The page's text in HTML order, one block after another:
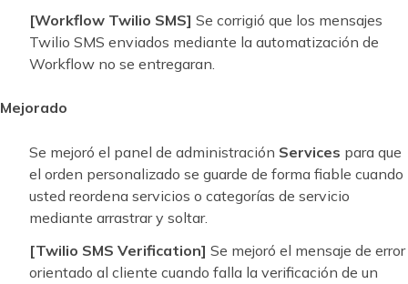
[Workflow Twilio SMS] Se corrigió que los mensajes
Twilio SMS enviados mediante la automatización de
Workflow no se entregaran.
Mejorado
Se mejoró el panel de administración Services para que
el orden personalizado se guarde de forma fiable cuando
usted reordena servicios o categorías de servicio
mediante arrastrar y soltar.
[Twilio SMS Verification] Se mejoró el mensaje de error
orientado al cliente cuando falla la verificación de un